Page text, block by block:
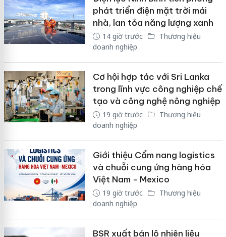
phát triển điện mặt trời mái
nhà, lan tỏa năng lượng xanh
14 giờ trước
Thương hiệu
doanh nghiệp
Cơ hội hợp tác với Sri Lanka
trong lĩnh vực công nghiệp chế
tạo và công nghệ nông nghiệp
19 giờ trước
Thương hiệu
doanh nghiệp
Giới thiệu Cẩm nang logistics
và chuỗi cung ứng hàng hóa
Việt Nam - Mexico
19 giờ trước
Thương hiệu
doanh nghiệp
BSR xuất bán lô nhiên liệu